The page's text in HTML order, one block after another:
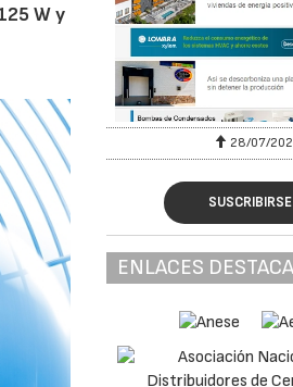
W y
28/07/
SUSCRIBIRSE
ENLACES